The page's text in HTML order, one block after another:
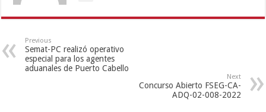
Previous
Semat-PC realizó operativo
especial para los agentes
aduanales de Puerto Cabello
Next
Concurso Abierto FSEG-CA-
ADQ-02-008-2022